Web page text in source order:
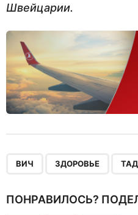
Швейцарии.
ВИЧ ЗДОРОВЬЕ
ПОНРАВИЛОСЬ?